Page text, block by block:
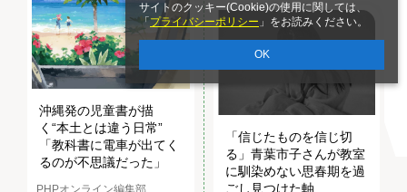
サイトのクッキー(Cookie)の使用に関しては、
「 プライバシーポリシー 」をお読みください。
OK
沖縄発の児童書が描
く“本土とは違う日常”
「教科書に電車が出てく
るのが不思議だった」
PHPオンライン編集部
「信じたものを信じ切
る」青葉市子さんが教室
に馴染めない思春期を過
ごし見つけた軸